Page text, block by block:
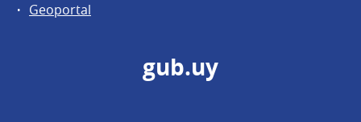
Geoportal
gub.uy